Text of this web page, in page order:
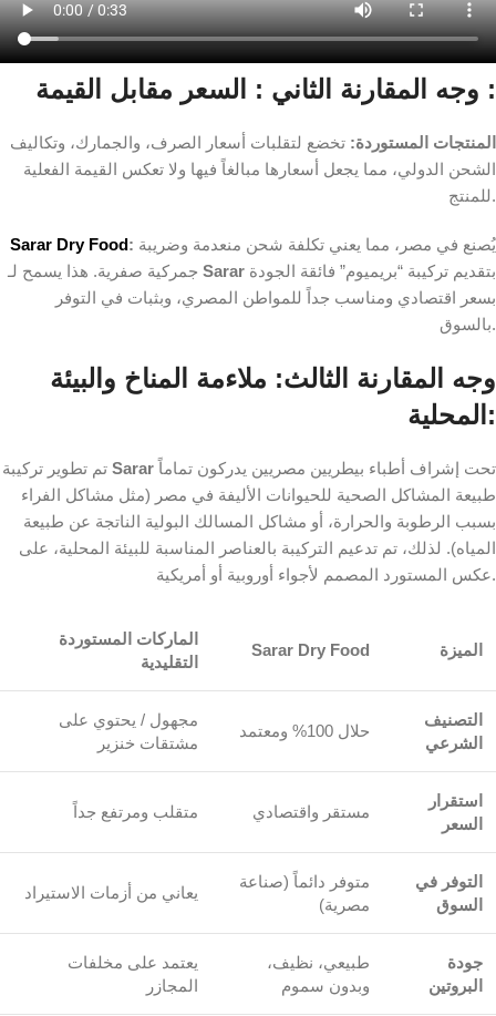
وجه المقارنة الثاني : السعر مقابل القيمة :
المنتجات المستوردة: تخضع لتقلبات أسعار الصرف، والجمارك، وتكاليف
الشحن الدولي، مما يجعل أسعارها مبالغاً فيها ولا تعكس القيمة الفعلية
للمنتج.
Sarar Dry Food:
Sarar
بسعر اقتصادي ومناسب جداً للمواطن المصري، وبثبات في التوفر
بالسوق.
وجه المقارنة الثالث: ملاءمة المناخ والبيئة
المحلية:
Sarar
طبيعة المشاكل الصحية للحيوانات الأليفة في مصر (مثل مشاكل الفراء
بسبب الرطوبة والحرارة، أو مشاكل المسالك البولية الناتجة عن طبيعة
المياه). لذلك، تم تدعيم التركيبة بالعناصر المناسبة للبيئة المحلية، على
عكس المستورد المصمم لأجواء أوروبية أو أمريكية.
الميزة Sarar Dry Food
الماركات المستوردة
التقليدية
التصنيف
الشرعي
حلال 100% ومعتمد
مجهول / يحتوي على
مشتقات خنزير
استقرار
السعر
مستقر واقتصادي متقلب ومرتفع جداً
التوفر في
السوق
متوفر دائماً (صناعة
مصرية)
يعاني من أزمات الاستيراد
جودة
البروتين
طبيعي، نظيف،
وبدون سموم
يعتمد على مخلفات
المجازر